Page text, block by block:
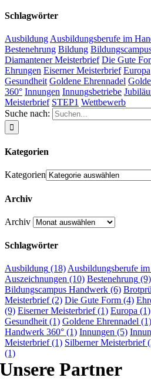
Schlagwörter
Ausbildung Ausbildungsberufe im
Bestenehrung Bildung
Diamantener Meisterbrief Die Gute
Ehrungen Eiserner Meisterbrief Europa
Gesundheit Goldene Ehrennadel
360° Innungen Innungsbetriebe
Meisterbrief STEP1 Wettbewerb
Suche nach:
Kategorien
Kategorien
Archiv
Archiv
Schlagwörter
Ausbildung (18)Ausbildungsberufe
Auszeichnungen (10) Bestenehrung (9)
Bildungscampus Handwerk (6)
Meisterbrief(2) Die Gute Form (4)
(9) Eiserner Meisterbrief(1) Europa (1)
Gesundheit(1) Goldene Ehrennadel (1)
Handwerk 360° (1) Innungen (5)
Meisterbrief(1) Silberner Meisterbrief
(1)
Unsere Partner